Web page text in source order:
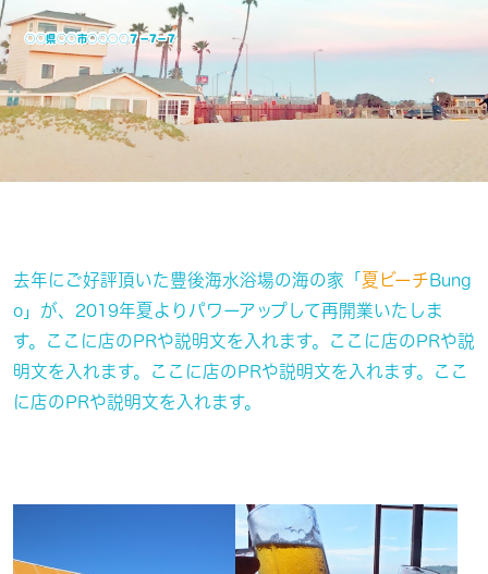
○○県○○市○○○○７－7－7
去年にご好評頂いた豊後海水浴場の海の家 「 夏ビーチBung
o 」が、2019年夏よりパワーアップして再開業いたしま
す。ここに店のPRや説明文を入れます。ここに店のPRや説
明文を入れます。ここに店のPRや説明文を入れます。ここ
に店のPRや説明文を入れます。